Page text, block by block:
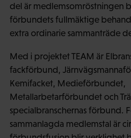
del är medlemsomröstningen
förbundets fullmäktige
extra ordinarie sammanträde
Med i projektet TEAM är
fackförbund,
Kemifacket, Medieförbundet,
Metallarbetarförbundet och
specialbranschernas förbund.
sammanlagda medlemstal är